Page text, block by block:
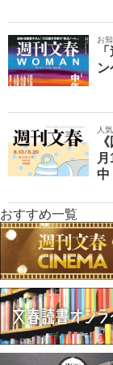
お
人
中
おすすめ一覧